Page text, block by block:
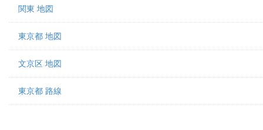
関東 地図
東京都 地図
文京区 地図
東京都 路線